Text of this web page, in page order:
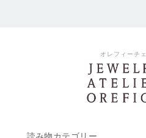
オレフィーチェ